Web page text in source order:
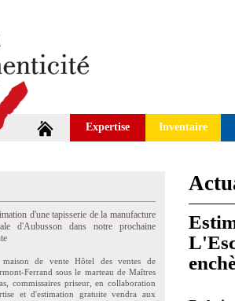
Expertise Inventaire
d'une tapisserie de la manufacture
d'Aubusson dans notre prochaine
de vente Hôtel des ventes de
Ferrand sous le marteau de Maîtres
commissaires priseur, en collaboration
et d'estimation gratuite vendra aux